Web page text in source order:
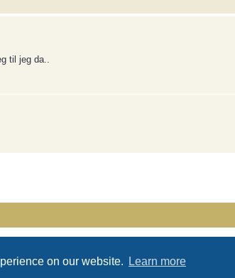
on our website. Learn more
til jeg da..